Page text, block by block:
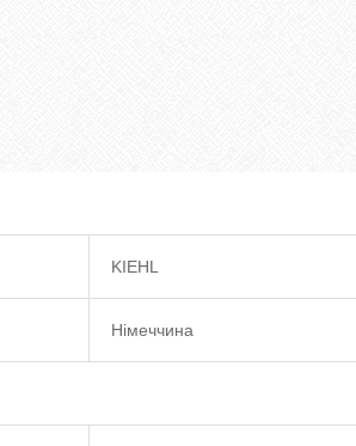
KIEHL
Німеччина